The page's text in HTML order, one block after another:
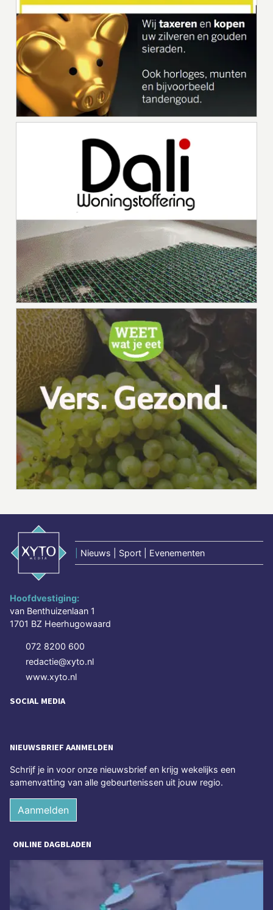
Nieuws | Sport | Evenementen
Hoofdvestiging:
van Benthuizenlaan 1
1701 BZ Heerhugowaard
072 8200 600
redactie@xyto.nl
www.xyto.nl
SOCIAL MEDIA
NIEUWSBRIEF AANMELDEN
Schrijf je in voor onze nieuwsbrief en krijg wekelijks een
samenvatting van alle gebeurtenissen uit jouw regio.
Aanmelden
ONLINE DAGBLADEN